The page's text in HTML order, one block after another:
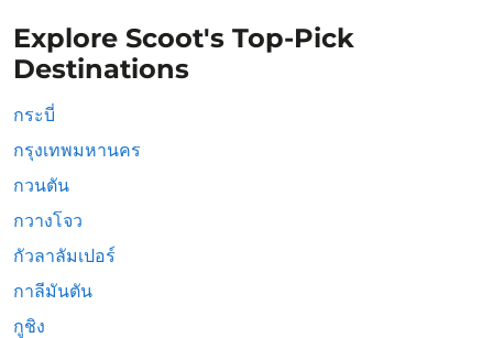
Explore Scoot's Top-Pick
Destinations
กระบี่
กรุงเทพมหานคร
กวนตัน
กวางโจว
กัวลาลัมเปอร์
กาลีมันตัน
กูชิง